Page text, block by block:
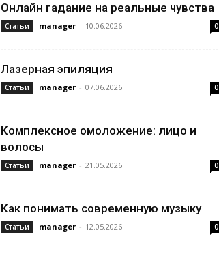
Онлайн гадание на реальные чувства
Статьи manager - 10.06.2026 0
Лазерная эпиляция
Статьи manager - 07.06.2026 0
Комплексное омоложение: лицо и
волосы
Статьи manager - 21.05.2026 0
Как понимать современную музыку
Статьи manager - 12.05.2026 0